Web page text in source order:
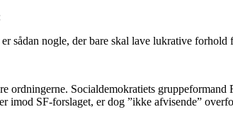
sådan nogle, der bare skal lave lukrative forhold
ordningerne. Socialdemokratiets
imod SF-forslaget, er dog ”ikke afvisende”